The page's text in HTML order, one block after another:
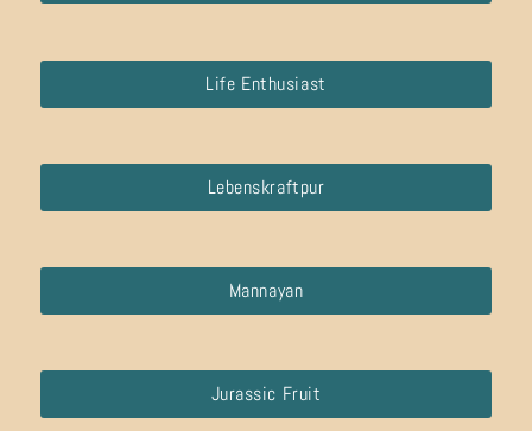
Life Enthusiast
Lebenskraftpur
Mannayan
Jurassic Fruit